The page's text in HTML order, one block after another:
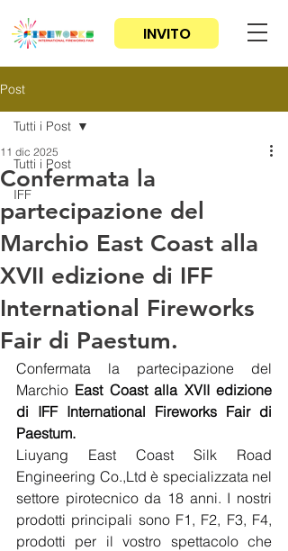
INVITO
Post
Tutti i Post
IFF
Tutti i Post
Confermata la
partecipazione del
Marchio East Coast alla
XVII edizione di IFF
International Fireworks
Fair di Paestum.
11 dic 2025
Confermata la partecipazione del
Marchio East Coast alla XVII edizione
di IFF International Fireworks Fair di
Paestum.
Liuyang East Coast Silk Road
Engineering Co.,Ltd è specializzata nel
settore pirotecnico da 18 anni. I nostri
prodotti principali sono F1, F2, F3, F4,
prodotti per il vostro spettacolo che